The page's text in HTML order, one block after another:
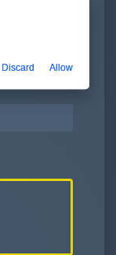
Discard Allow